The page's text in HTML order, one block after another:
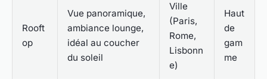
Rooft
op
Vue panoramique,
ambiance lounge,
idéal au coucher
du soleil
Ville
(Paris,
Rome,
Lisbonn
e)
Haut
de
gam
me